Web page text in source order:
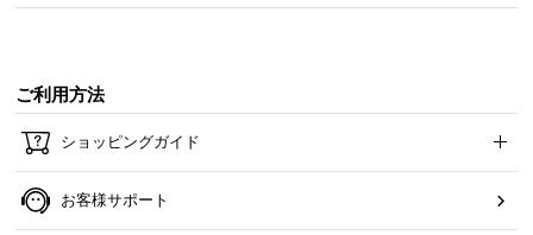
ご利用方法
ショッピングガイド
お客様サポート